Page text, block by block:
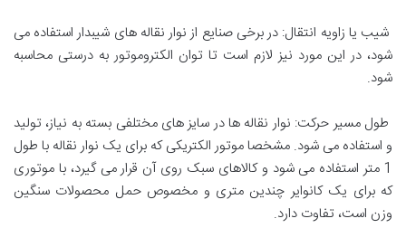
شیب یا زاویه انتقال: در برخی صنایع از نوار نقاله های شیبدار استفاده می
شود، در این مورد نیز لازم است تا توان الکتروموتور به درستی محاسبه
شود.
طول مسیر حرکت: نوار نقاله ها در سایز های مختلفی بسته به نیاز، تولید
و استفاده می شود. مشخصا موتور الکتریکی که برای یک نوار نقاله با طول
1 متر استفاده می شود و کالاهای سبک روی آن قرار می گیرد، با موتوری
که برای یک کانوایر چندین متری و مخصوص حمل محصولات سنگین
وزن است، تفاوت دارد.